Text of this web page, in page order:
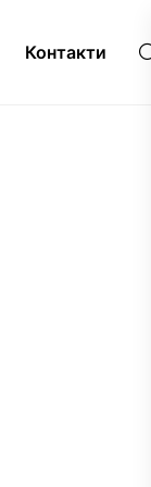
Контакти